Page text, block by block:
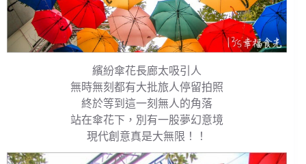
繽紛傘花長廊太吸引人
無時無刻都有大批旅人停留拍照
終於等到這一刻無人的角落
站在傘花下，別有一股夢幻意境
現代創意真是大無限！！